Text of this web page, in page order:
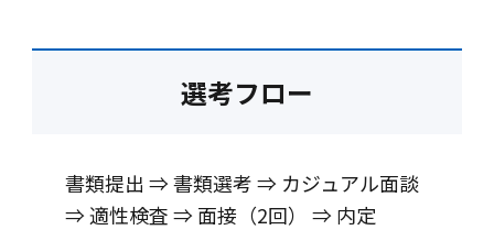
選考フロー
書類提出 ⇒ 書類選考 ⇒ カジュアル面談
⇒ 適性検査 ⇒ 面接（2回） ⇒ 内定